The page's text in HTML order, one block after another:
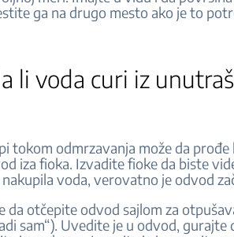
ga na drugo mesto ako je to
li voda curi iz
tokom odmrzavanja može da
iza fioka. Izvadite fioke da biste
voda, verovatno je odvod
da otčepite odvod sajlom za
sam“). Uvedite je u odvod, gurajte